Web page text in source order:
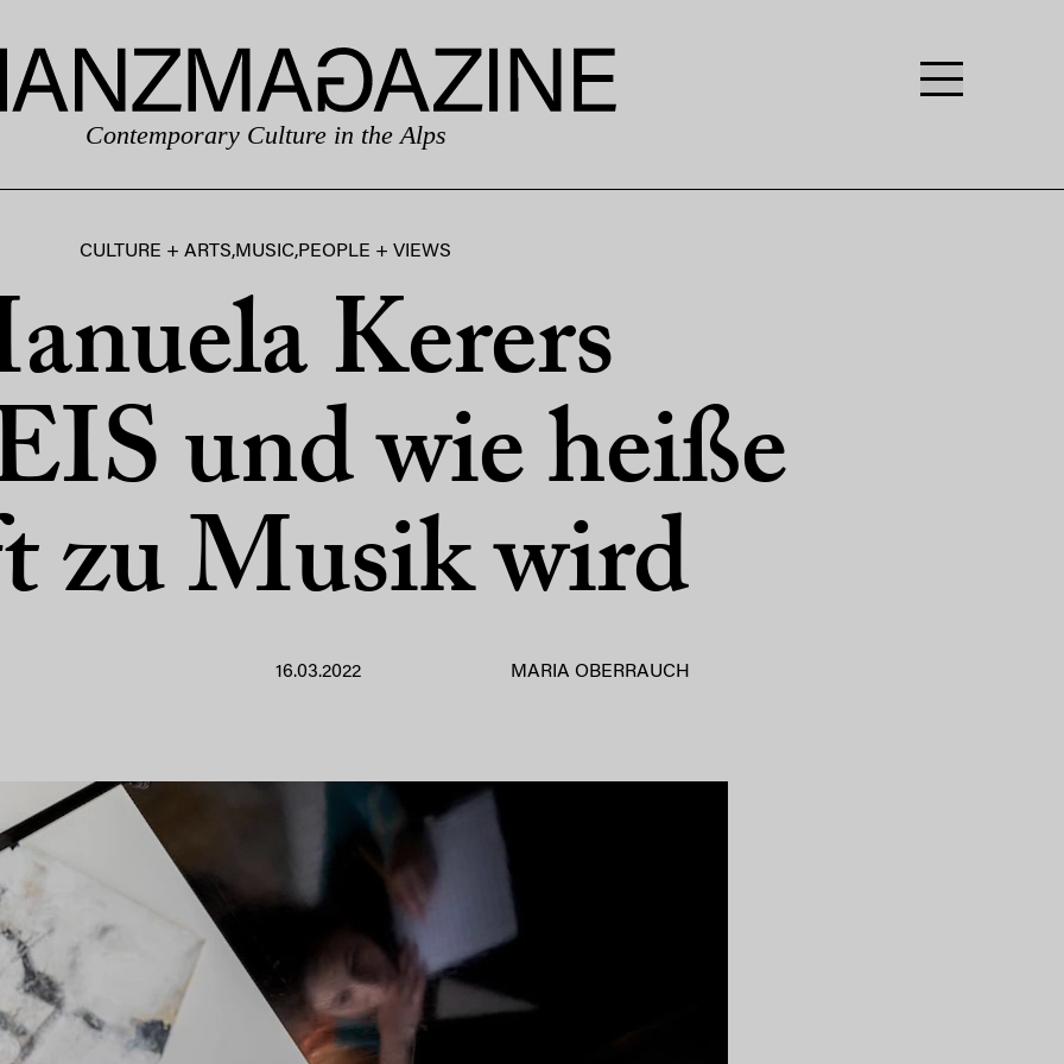
Contemporary Culture in the Alps
CULTURE + ARTS,MUSIC,PEOPLE + VIEWS
Kerers
und wie heiße
zu Musik wird
16.03.2022 MARIA OBERRAUCH